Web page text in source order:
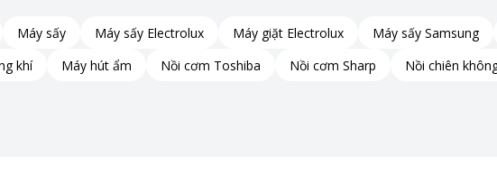
Máy sấy Máy sấy Electrolux Máy giặt Electrolux Máy sấy Samsung
khí Máy hút ẩm Nồi cơm Toshiba Nồi cơm Sharp Nồi chiên